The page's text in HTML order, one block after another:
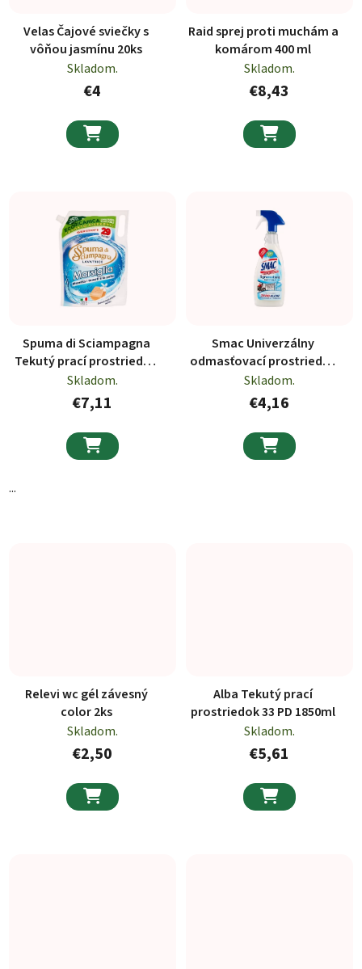
Velas Čajové sviečky s
vôňou jasmínu 20ks
Skladom.
€4

Raid sprej proti muchám a
komárom 400 ml
Skladom.
€8,43

Spuma di Sciampagna
Tekutý prací prostriedok
náhradná náplň 29 PD,
1305ml
Skladom.
€7,11

...
Smac Univerzálny
odmasťovací prostriedok
650ml
Skladom.
€4,16

Relevi wc gél závesný
color 2ks
Skladom.
€2,50

Alba Tekutý prací
prostriedok 33 PD 1850ml
Skladom.
€5,61
